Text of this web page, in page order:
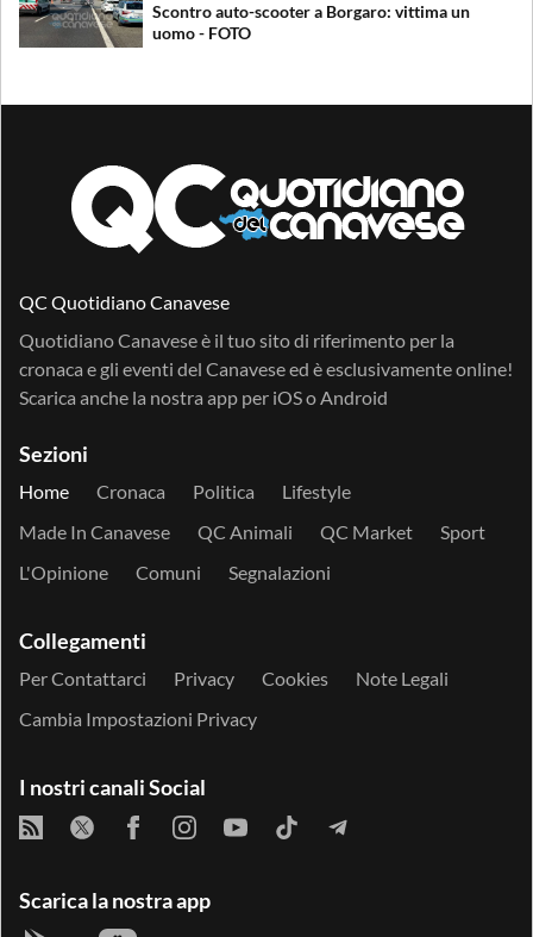
Scontro auto-scooter a Borgaro: vittima un
uomo - FOTO
QC Quotidiano Canavese
Quotidiano Canavese è il tuo sito di riferimento per la
cronaca e gli eventi del Canavese ed è esclusivamente online!
Scarica anche la nostra app per iOSo Android
Sezioni
Home Cronaca Politica
Lifestyle
Made In Canavese
QC Animali QC Market
Sport
L'Opinione
Comuni Segnalazioni
Collegamenti
Per Contattarci Privacy Cookies
Note Legali
Cambia Impostazioni Privacy
I nostri canali Social
Scarica la nostra app